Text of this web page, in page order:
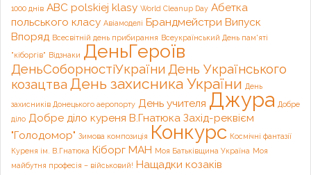
1000 днів ABC polskiej klasy World Cleanup Day Абетка
польського класу Авіамоделі Брандмейстри Випуск
Впоряд Всесвітній день прибирання Всеукраїнський День пам'яті
"кіборгів" Відзнаки ДеньГероїв
ДеньСоборностіУкраїни День Українського
козацтва День захисника України День
захисників Донецького аеропорту День учителя Джура Добре
діло Добре діло куреня В.Гнатюка Захід-реквієм
"Голодомор" Зимова композиція Конкурс Космічні фантазії
Куреня ім. В.Гнатюка Кіборг МАН Моя Батьківщина Україна Моя
майбутня професія – військовий! Нащадки козаків